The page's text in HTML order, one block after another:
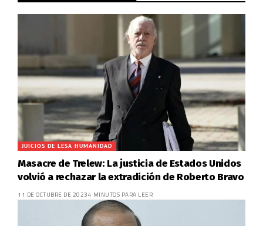
JUICIOS DE LESA HUMANIDAD
Masacre de Trelew: La justicia de Estados Unidos
volvió a rechazar la extradición de Roberto Bravo
11 DE OCTUBRE DE 20234 MINUTOS PARA LEER